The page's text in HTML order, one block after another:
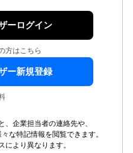
ーログイン
方はこちら
ー新規登録
、企業担当者の連絡先や、
な特記情報を閲覧できます。
より異なります。